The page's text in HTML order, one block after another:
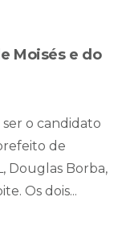
Moisés e do
o candidato
de
Douglas Borba,
Os dois...